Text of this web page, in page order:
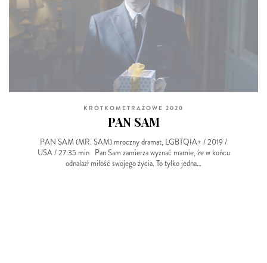
KRÓTKOMETRAŻOWE 2020
PAN SAM
PAN SAM (MR. SAM) mroczny dramat, LGBTQIA+ / 2019 /
USA / 27:35 min Pan Sam zamierza wyznać mamie, że w końcu
odnalazł miłość swojego życia. To tylko jedna…